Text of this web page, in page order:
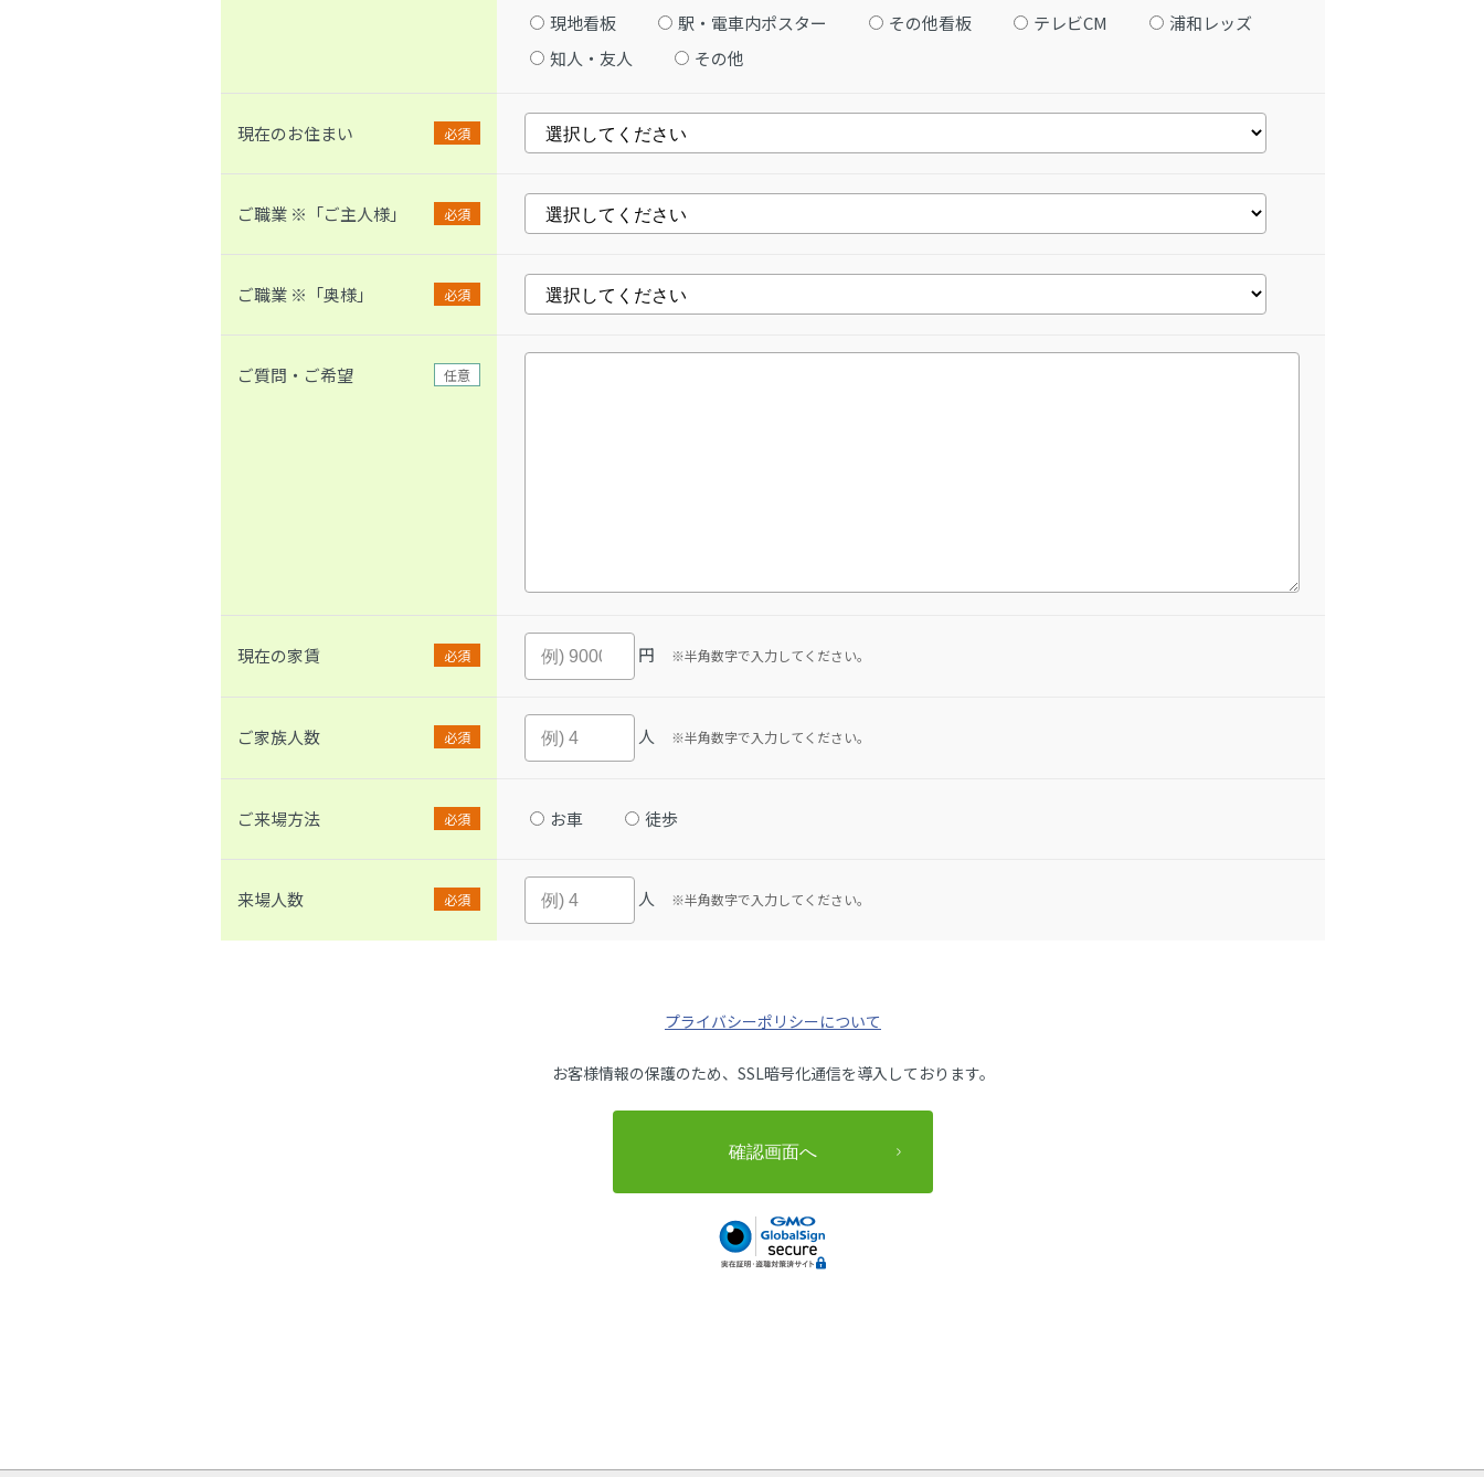
現地看板
駅・電車内ポスター その他看板 テレビCM
浦和レッズ
知人・友人
その他
現在のお住まい 必須
ご職業 ※「ご主人様」 必須
ご職業 ※「奥様」 必須
ご質問・ご希望 任意
現在の家賃 必須 円 ※半角数字で入力してください。
ご家族人数 必須 人 ※半角数字で入力してください。
ご来場方法 必須 お車 徒歩
来場人数 必須 人 ※半角数字で入力してください。
プライバシーポリシーについて
お客様情報の保護のため、SSL暗号化通信を導入しております。